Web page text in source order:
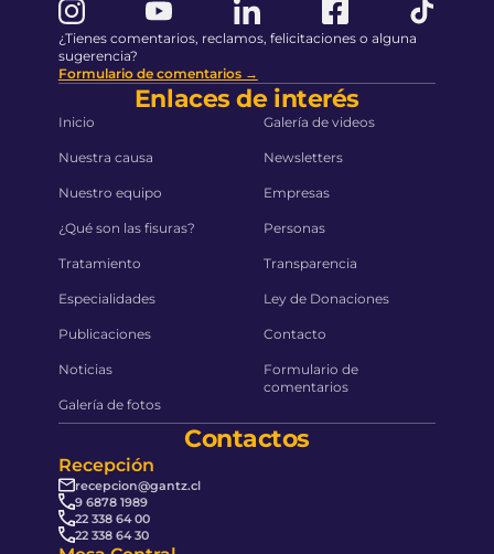
¿Tienes comentarios, reclamos, felicitaciones o alguna
sugerencia?
Formulario de comentarios →
Enlaces de interés
Inicio
Nuestra causa
Nuestro equipo
¿Qué son las fisuras?
Tratamiento
Especialidades
Publicaciones
Noticias
Galería de fotos
Galería de videos
Newsletters
Empresas
Personas
Transparencia
Ley de Donaciones
Contacto
Formulario de
comentarios
Contactos
Recepción
recepcion@gantz.cl
9 6878 1989
22 338 64 00
22 338 64 30